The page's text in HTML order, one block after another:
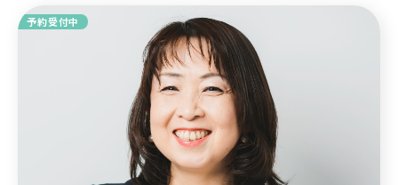
予約受付中